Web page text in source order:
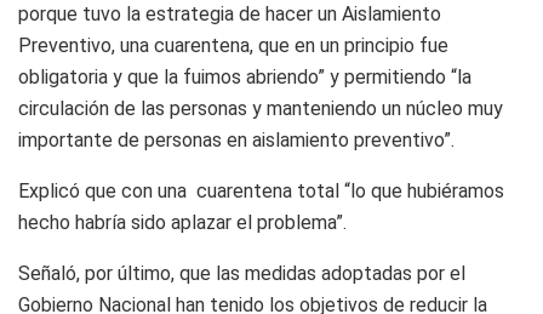
porque tuvo la estrategia de hacer un Aislamiento
Preventivo, una cuarentena, que en un principio fue
obligatoria y que la fuimos abriendo” y permitiendo “la
circulación de las personas y manteniendo un núcleo muy
importante de personas en aislamiento preventivo”.
Explicó que con una cuarentena total “lo que hubiéramos
hecho habría sido aplazar el problema”.
Señaló, por último, que las medidas adoptadas por el
Gobierno Nacional han tenido los objetivos de reducir la